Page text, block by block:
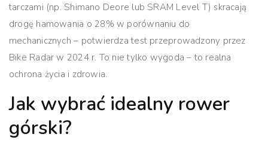
tarczami (np. Shimano Deore lub SRAM Level T) skracają
drogę hamowania o 28% w porównaniu do
mechanicznych – potwierdza test przeprowadzony przez
Bike Radar w 2024 r. To nie tylko wygoda – to realna
ochrona życia i zdrowia.
Jak wybrać idealny rower
górski?